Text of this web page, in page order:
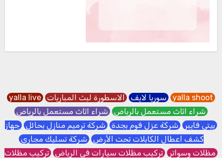
yalla shoot سوريا لايف الاسطورة لبث المباريات yalla live
شراء اثاث مستعمل بالرياض شراء اثاث مستعمل بالرياض
بيتي فايبر شركة عزل فوم بجدة شركة ترميم منازل بحائل جهاز
كشف اعطال الكابلات تحت الأرض شركة تسليك مجاري
مظلات وسواتر تركيب مظلات سيارات في الرياض تركيب مظلات